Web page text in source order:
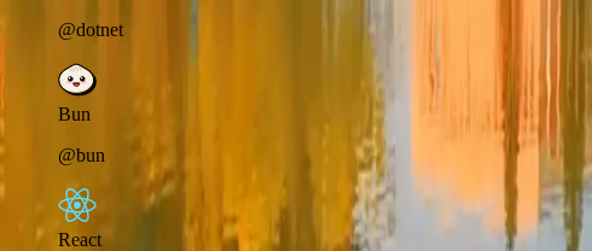
@dotnet
Bun
@bun
React